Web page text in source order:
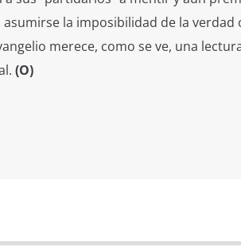
la imposibilidad de la
merece, como se ve, una
(O)